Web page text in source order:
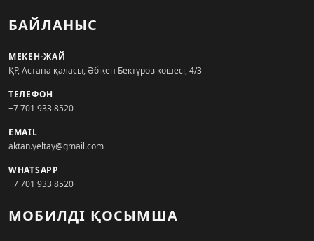
БАЙЛАНЫС
МЕКЕН-ЖАЙ
ҚР, Астана қаласы, Әбікен Бектұров көшесі, 4/3
ТЕЛЕФОН
+7 701 933 8520
EMAIL
aktan.yeltay@gmail.com
WHATSAPP
+7 701 933 8520
МОБИЛДІ ҚОСЫМША